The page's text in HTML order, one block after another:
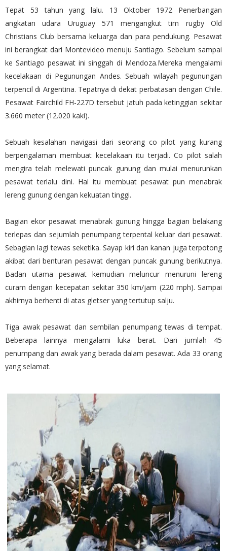
Tepat 53 tahun yang lalu. 13 Oktober 1972 Penerbangan
angkatan udara Uruguay 571 mengangkut tim rugby Old
Christians Club bersama keluarga dan para pendukung. Pesawat
ini berangkat dari Montevideo menuju Santiago. Sebelum sampai
ke Santiago pesawat ini singgah di Mendoza.Mereka mengalami
kecelakaan di Pegunungan Andes. Sebuah wilayah pegunungan
terpencil di Argentina. Tepatnya di dekat perbatasan dengan Chile.
Pesawat Fairchild FH-227D tersebut jatuh pada ketinggian sekitar
3.660 meter (12.020 kaki).
Sebuah kesalahan navigasi dari seorang co pilot yang kurang
berpengalaman membuat kecelakaan itu terjadi. Co pilot salah
mengira telah melewati puncak gunung dan mulai menurunkan
pesawat terlalu dini. Hal itu membuat pesawat pun menabrak
lereng gunung dengan kekuatan tinggi.
Bagian ekor pesawat menabrak gunung hingga bagian belakang
terlepas dan sejumlah penumpang terpental keluar dari pesawat.
Sebagian lagi tewas seketika. Sayap kiri dan kanan juga terpotong
akibat dari benturan pesawat dengan puncak gunung berikutnya.
Badan utama pesawat kemudian meluncur menuruni lereng
curam dengan kecepatan sekitar 350 km/jam (220 mph). Sampai
akhirnya berhenti di atas gletser yang tertutup salju.
Tiga awak pesawat dan sembilan penumpang tewas di tempat.
Beberapa lainnya mengalami luka berat. Dari jumlah 45
penumpang dan awak yang berada dalam pesawat. Ada 33 orang
yang selamat.